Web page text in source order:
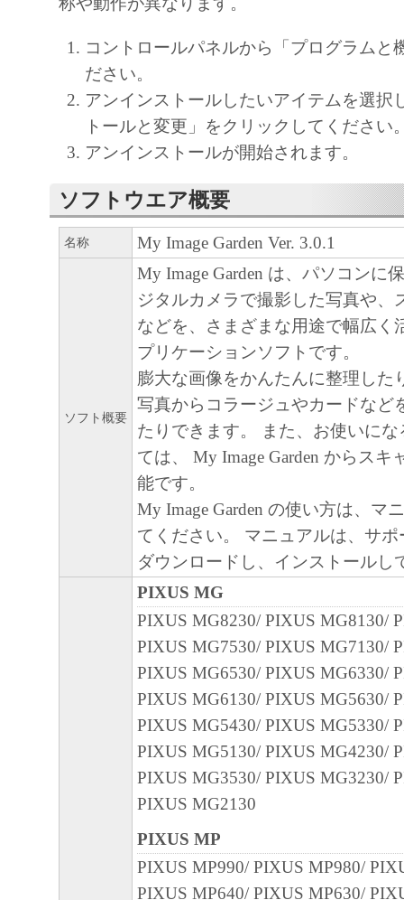
コントロールパネルから「プログラムと
ださい。
アンインストールしたいアイテムを選択
トールと変更」をクリックしてください
アンインストールが開始されます。
ソフトウエア概要
名称 My Image Garden Ver. 3.0.1
ソフト概要
My Image Garden は、パソコンに
ジタルカメラで撮影した写真や、
などを、さまざまな用途で幅広く
プリケーションソフトです。
膨大な画像をかんたんに整理した
写真からコラージュやカードなど
たりできます。 また、お使いに
ては、 My Image Garden からスキ
能です。
My Image Garden の使い方は、マ
てください。 マニュアルは、サ
ダウンロードし、インストールし
PIXUS MG
PIXUS MG8230/ PIXUS MG8130/
PIXUS MG7530/ PIXUS MG7130/
PIXUS MG6530/ PIXUS MG6330/
PIXUS MG6130/ PIXUS MG5630/
PIXUS MG5430/ PIXUS MG5330/
PIXUS MG5130/ PIXUS MG4230/
PIXUS MG3530/ PIXUS MG3230/
PIXUS MG2130
PIXUS MP
PIXUS MP990/ PIXUS MP980/
PIXUS MP640/ PIXUS MP630/